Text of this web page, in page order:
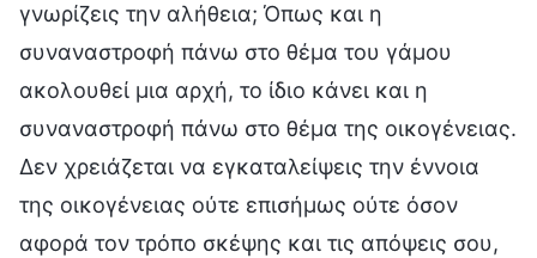
γνωρίζεις την αλήθεια; Όπως και η
συναναστροφή πάνω στο θέμα του γάμου
ακολουθεί μια αρχή, το ίδιο κάνει και η
συναναστροφή πάνω στο θέμα της οικογένειας.
Δεν χρειάζεται να εγκαταλείψεις την έννοια
της οικογένειας ούτε επισήμως ούτε όσον
αφορά τον τρόπο σκέψης και τις απόψεις σου,